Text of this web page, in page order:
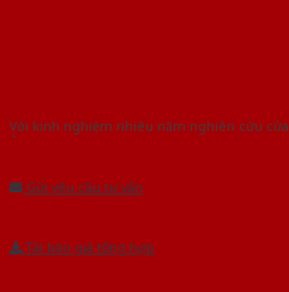
Với kinh nghiệm nhiêu năm nghiên cứu
Gửi yêu cầu tư vấn
Tải báo giá tổng hợp